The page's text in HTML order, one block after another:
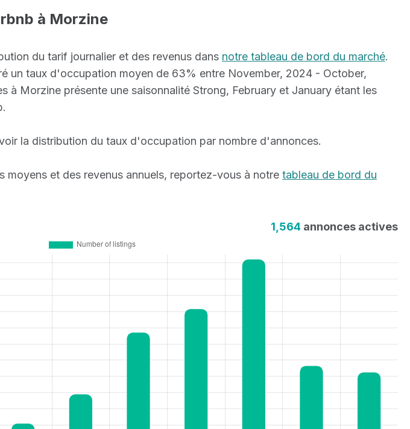
à Morzine
du tarif journalier et des revenus dans notre tableau de bord du marché.
un taux d'occupation moyen de 63% entre November, 2024 - October,
à Morzine présente une saisonnalité Strong, February et January étant les
la distribution du taux d'occupation par nombre d'annonces.
moyens et des revenus annuels, reportez-vous à notre tableau de bord du
1,564 annonces actives